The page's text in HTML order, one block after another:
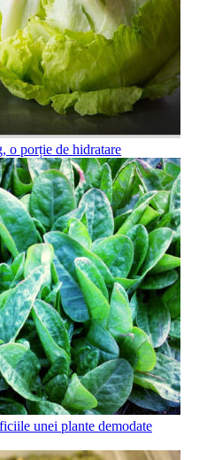
o porție de hidratare
unei plante demodate